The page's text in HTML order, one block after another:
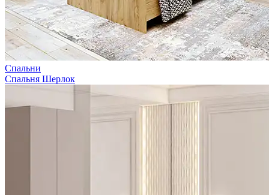
Спальни
Спальня Шерлок